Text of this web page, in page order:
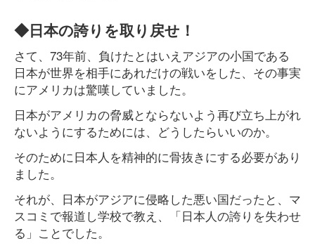
◆日本の誇りを取り戻せ！
さて、73年前、負けたとはいえアジアの小国である
日本が世界を相手にあれだけの戦いをした、その事実
にアメリカは驚嘆していました。
日本がアメリカの脅威とならないよう再び立ち上がれ
ないようにするためには、どうしたらいいのか。
そのために日本人を精神的に骨抜きにする必要があり
ました。
それが、日本がアジアに侵略した悪い国だったと、マ
スコミで報道し学校で教え、「日本人の誇りを失わせ
る」ことでした。